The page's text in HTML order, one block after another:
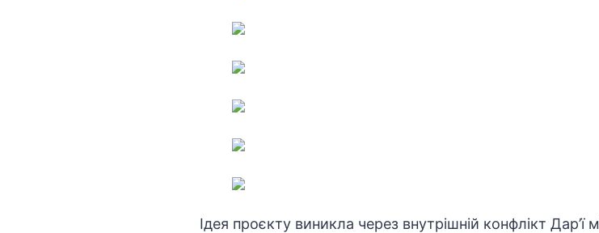
Ідея проєкту виникла через внутрішній конфлікт